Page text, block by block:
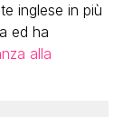
inglese in più
ed ha
alla